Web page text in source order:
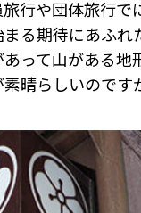
行や団体旅行
る期待にあふれ
って山がある地
晴らしいのです